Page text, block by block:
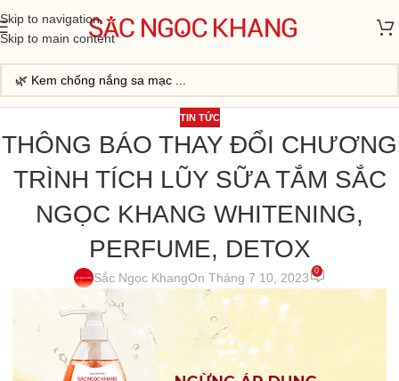
Skip to navigation
Skip to main content
TIN TỨC
THÔNG BÁO THAY ĐỔI CHƯƠNG
TRÌNH TÍCH LŨY SỮA TẮM SẮC
NGỌC KHANG WHITENING,
PERFUME, DETOX
Sắc Ngọc KhangOn Tháng 7 10, 2023 0